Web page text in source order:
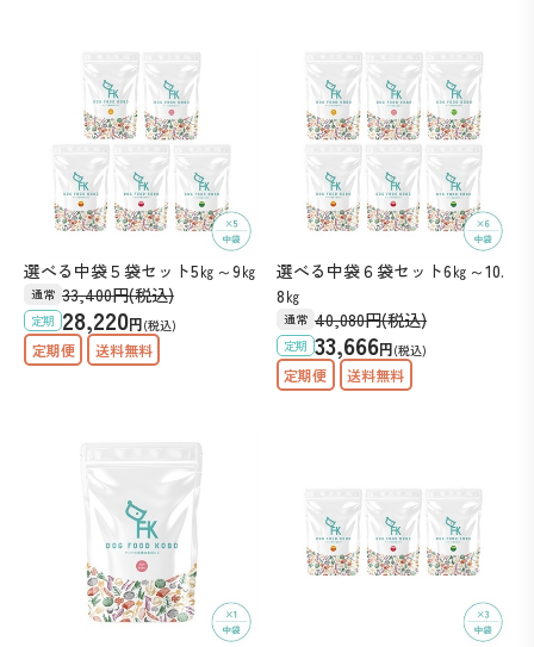
選べる中袋５袋セット5㎏～9㎏
通常 33,400円(税込)
定期 28,220円(税込)
選べる中袋６袋セット6㎏～10.
8㎏
通常 40,080円(税込)
定期 33,666円(税込)